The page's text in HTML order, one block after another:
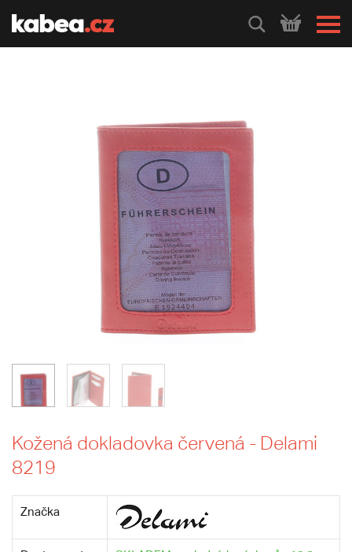
HLEDEJ
Kožená dokladovka červená - Delami
8219
Značka